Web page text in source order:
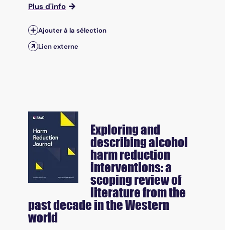
Plus d'info
Ajouter à la sélection
Lien externe
Exploring and
describing alcohol
harm reduction
interventions: a
scoping review of
literature from the
past decade in the Western
world